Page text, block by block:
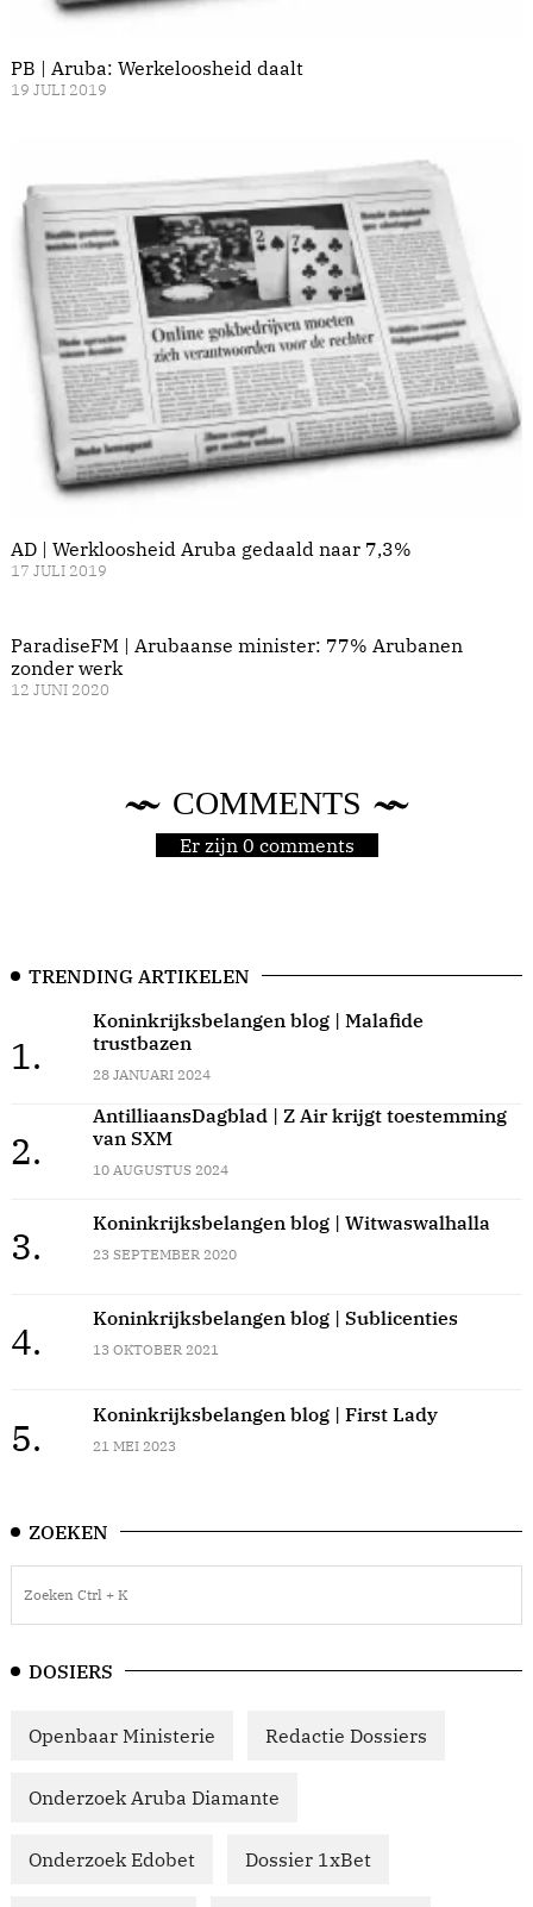
PB | Aruba: Werkeloosheid daalt
19 JULI 2019
AD | Werkloosheid Aruba gedaald naar 7,3%
17 JULI 2019
ParadiseFM | Arubaanse minister: 77% Arubanen
zonder werk
12 JUNI 2020
COMMENTS
Er zijn 0 comments
TRENDING ARTIKELEN
1.
Koninkrijksbelangen blog | Malafide
trustbazen
28 JANUARI 2024
2.
AntilliaansDagblad | Z Air krijgt toestemming
van SXM
10 AUGUSTUS 2024
3.
Koninkrijksbelangen blog | Witwaswalhalla
23 SEPTEMBER 2020
4.
Koninkrijksbelangen blog | Sublicenties
13 OKTOBER 2021
5.
Koninkrijksbelangen blog | First Lady
21 MEI 2023
ZOEKEN
DOSIERS
Openbaar Ministerie Redactie Dossiers
Onderzoek Aruba Diamante
Onderzoek Edobet Dossier 1xBet